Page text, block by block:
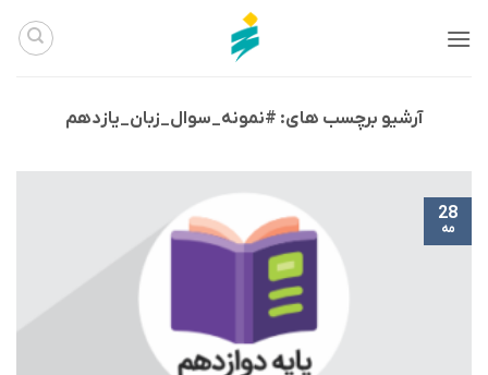
آرشیو برچسب های: #نمونه_سوال_زبان_یازدهم
28
مه